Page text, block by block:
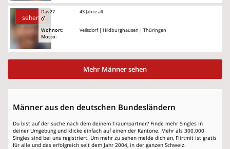
sehen
Dav27
Wohnort:
Motto:
43 Jahre alt
Veilsdorf | Hildburghausen | Thüringen
Mehr Männer sehen
Männer aus den deutschen Bundesländern
Du bist auf der suche nach dem deinem Traumpartner? Finde mehr Singles in
deiner Umgebung und klicke einfach auf einen der Kantone. Mehr als 300.000
Singles sind bei uns registriert. Um mehr zu sehen melde dich an, Flirtmit ist gratis
für alle und das erfolgreich seit dem Jahr 2004, in der ganzen Schweiz.